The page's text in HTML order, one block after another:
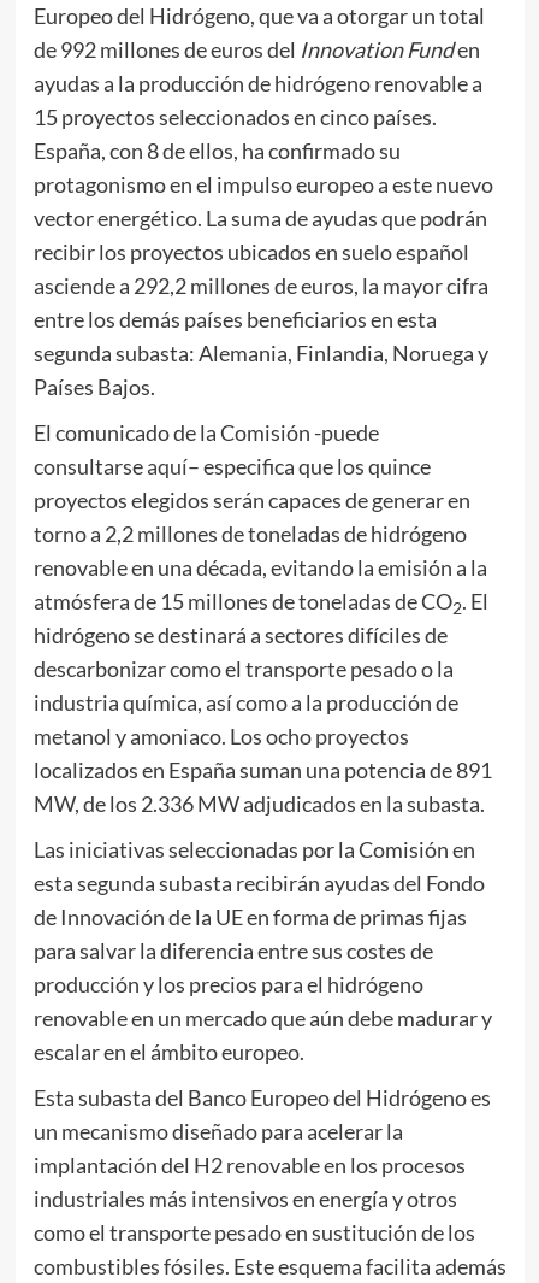
Europeo del Hidrógeno, que va a otorgar un total
de 992 millones de euros del Innovation Funden
ayudas a la producción de hidrógeno renovable a
15 proyectos seleccionados en cinco países.
España, con 8 de ellos, ha confirmado su
protagonismo en el impulso europeo a este nuevo
vector energético. La suma de ayudas que podrán
recibir los proyectos ubicados en suelo español
asciende a 292,2 millones de euros, la mayor cifra
entre los demás países beneficiarios en esta
segunda subasta: Alemania, Finlandia, Noruega y
Países Bajos.
El comunicado de la Comisión -puede
consultarseaquí– especifica que los quince
proyectos elegidos serán capaces de generar en
torno a 2,2 millones de toneladas de hidrógeno
renovable en una década, evitando la emisión a la
atmósfera de 15 millones de toneladas de CO2. El
hidrógeno se destinará a sectores difíciles de
descarbonizar como el transporte pesado o la
industria química, así como a la producción de
metanol y amoniaco. Los ocho proyectos
localizados en España suman una potencia de 891
MW, de los 2.336 MW adjudicados en la subasta.
Las iniciativas seleccionadas por la Comisión en
esta segunda subasta recibirán ayudas del Fondo
de Innovación de la UE en forma de primas fijas
para salvar la diferencia entre sus costes de
producción y los precios para el hidrógeno
renovable en un mercado que aún debe madurar y
escalar en el ámbito europeo.
Esta subasta del Banco Europeo del Hidrógeno es
un mecanismo diseñado para acelerar la
implantación del H2 renovable en los procesos
industriales más intensivos en energía y otros
como el transporte pesado en sustitución de los
combustibles fósiles. Este esquema facilita además